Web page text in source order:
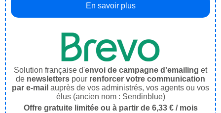
En savoir plus
Solution française d'envoi de campagne d'emailing et
de newsletters pour renforcer votre communication
par e-mail auprès de vos administrés, vos agents ou vos
élus (ancien nom : Sendinblue)
Offre gratuite limitée ou à partir de 6,33 € / mois